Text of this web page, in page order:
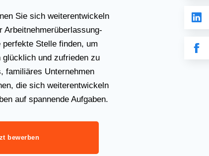
Sie sich weiterentwickeln
Arbeitnehmerüberlassung-
Stelle finden, um
und zufrieden zu
familiäres Unternehmen
die sich weiterentwickeln
auf spannende Aufgaben.
bewerben